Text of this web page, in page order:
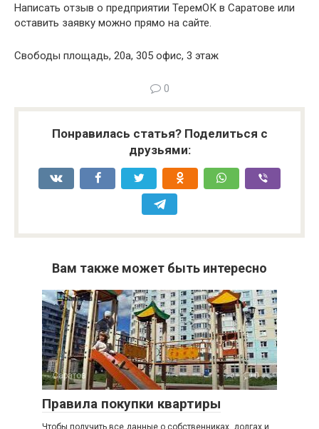
Написать отзыв о предприятии ТеремОК в Саратове или
оставить заявку можно прямо на сайте.
Свободы площадь, 20а, 305 офис, 3 этаж
0
Понравилась статья? Поделиться с
друзьями:
Вам также может быть интересно
Саратов 0
Правила покупки квартиры
Чтобы получить все данные о собственниках, долгах и